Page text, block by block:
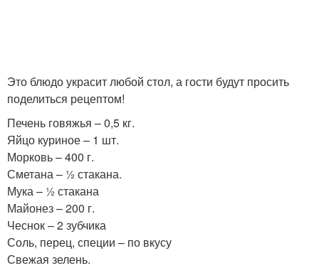
Это блюдо украсит любой стол, а гости будут просить
поделиться рецептом!
Печень говяжья – 0,5 кг.
Яйцо куриное – 1 шт.
Морковь – 400 г.
Сметана – ½ стакана.
Мука – ½ стакана
Майонез – 200 г.
Чеснок – 2 зубчика
Соль, перец, специи – по вкусу
Свежая зелень.